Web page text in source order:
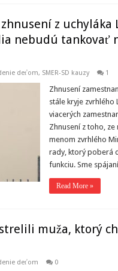
z uchyláka
nebudú tankovať
deťom, SMER-SD kauzy 1
Zhnusení
stále kryje zvrhlého
viacerých
Zhnusení z toho,
menom zvrhlého
rady, ktorý poberá
funkciu. Sme
Read More »
muža, ktorý
deťom 0